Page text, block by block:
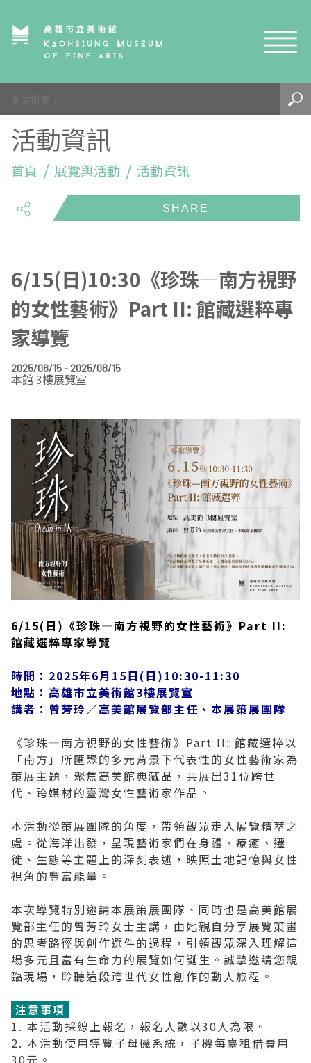
網站導覽
參觀資訊
參觀須知
開館時間
交通資訊
環境介紹
兒童美術館
藝術生態園區
高美館
兒童美術館
無障礙服務專區
易讀手冊
藝術之旅
高美書屋
三秌茶屋
Pasadena
展覽與活動
展覽資訊
徵件辦法
典藏與研究
典藏查詢
精選典藏
典藏圖檔申請
研究資源
藝術認證 / 百夜默讀 / 高雄ART青
南島當代記憶工程
視覺藝術影像資料庫
研究出版
系列出版
線上學習
線上書
藝術閱聽
雄雄藝見你│Podcast
時代之聲│Podcasts
典藏賞析│Podcasts
藝術認證│高美館館刊
百夜藝術默讀│典藏閱讀
南島當代記憶工程│資料庫
典藏3D手上Run
線上展覽
珍珠—南方視野的女性藝術
多元史觀特藏室二部曲：南方作為衝撞之所
透景線：實境的疊隱與擴張
民・間
2022高雄獎
2021 TAKAO．台客．南方HUE：李俊賢
2021高雄獎
2019 奔‧月—劉國松
AR/VR體驗
寓懷的行板：劉生容研究展
感知棲所— 關鍵典藏2019-2020
南方作為相遇之所
感動兔 高美特展
感動虎 高美特展
感動牛 高美特展
線上學習資源
美術資源教室-手作課程
藝術遊戲號
畫想想‧想畫畫
尋寶高雄 - 校園推廣教材
關於我們
高美館
關於高美館/年報
關於館長
規劃傳承
高美館大事記
兒童美術館
關於兒童美術館
藝術生態園區
美術館會員
合作夥伴
活動資訊
首頁 展覽與活動 活動資訊
share
6/15(日)10:30《珍珠—南方視野
的女性藝術》Part II: 館藏選粹專
家導覽
2025/06/15 - 2025/06/15
本館 3樓展覽室
6/15(日)《珍珠—南方視野的女性藝術》Part II:
館藏選粹專家導覽
時間：2025年6月15日(日)10:30-11:30
地點：高雄市立美術館3樓展覽室
講者：曾芳玲／高美館展覽部主任、本展策展團隊
《珍珠—南方視野的女性藝術》Part II: 館藏選粹以
「南方」所匯聚的多元背景下代表性的女性藝術家為
策展主題，聚焦高美館典藏品，共展出31位跨世
代、跨媒材的臺灣女性藝術家作品。
本活動從策展團隊的角度，帶領觀眾走入展覽精萃之
處。從海洋出發，呈現藝術家們在身體、療癒、遷
徙、生態等主題上的深刻表述，映照土地記憶與女性
視角的豐富能量。
本次導覽特別邀請本展策展團隊、同時也是高美館展
覽部主任的曾芳玲女士主講，由她親自分享展覽策畫
的思考路徑與創作選件的過程，引領觀眾深入理解這
場多元且富有生命力的展覽如何誕生。誠摯邀請您親
臨現場，聆聽這段跨世代女性創作的動人旅程。
注意事項
1. 本活動採線上報名，報名人數以30人為限。
2. 本活動使用導覽子母機系統，子機每臺租借費用